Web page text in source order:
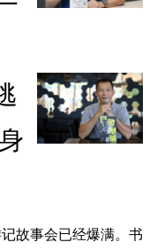
故事会已经爆满。书